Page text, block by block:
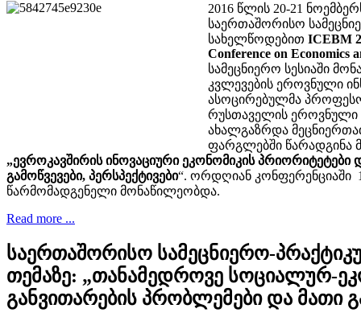
2016 წლის 20-21
საერთაშორისო
სახელწოდებით ICEBM
Conference on Economics
სამეცნიერო სესიაში
კვლევების ეროვნული
ასოცირებულმა
რუსთაველის ეროვნული
ახალგაზრდა
ფარგლებში წარადგინა
„ევროკავშირის ინოვაციური ეკონომიკის
გამოწვევები, პერსპექტივები“. ორდღიან კონფერენციაში
წარმომადგენელი მონაწილეობდა.
Read more ...
საერთაშორისო სამეცნიერო-
თემაზე: „თანამედროვე სოციალურ-
განვითარების პრობლემები და მათი